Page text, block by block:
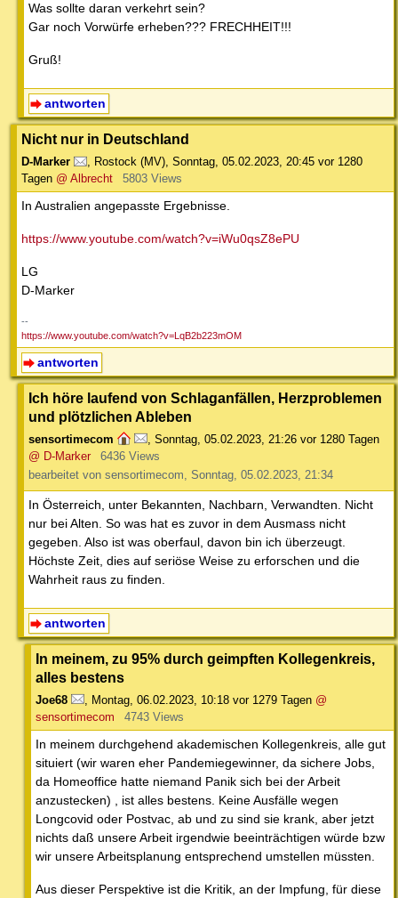
Was sollte daran verkehrt sein?
Gar noch Vorwürfe erheben??? FRECHHEIT!!!
Gruß!
antworten
Nicht nur in Deutschland
D-Marker , Rostock (MV), Sonntag, 05.02.2023, 20:45 vor 1280
Tagen @ Albrecht 5803 Views
In Australien angepasste Ergebnisse.
https://www.youtube.com/watch?v=iWu0qsZ8ePU
LG
D-Marker
--
https://www.youtube.com/watch?v=LqB2b223mOM
antworten
Ich höre laufend von Schlaganfällen, Herzproblemen
und plötzlichen Ableben
sensortimecom Sonntag, 05.02.2023, 21:26 vor 1280 Tagen
@ D-Marker
6436 Views
bearbeitet von sensortimecom, Sonntag, 05.02.2023, 21:34
In Österreich, unter Bekannten, Nachbarn, Verwandten. Nicht
nur bei Alten. So was hat es zuvor in dem Ausmass nicht
gegeben. Also ist was oberfaul, davon bin ich überzeugt.
Höchste Zeit, dies auf seriöse Weise zu erforschen und die
Wahrheit raus zu finden.
antworten
In meinem, zu 95% durch geimpften Kollegenkreis,
alles bestens
Joe68 Montag, 06.02.2023, 10:18 vor 1279 Tagen @
sensortimecom
4743 Views
In meinem durchgehend akademischen Kollegenkreis, alle gut
situiert (wir waren eher Pandemiegewinner, da sichere Jobs,
da Homeoffice hatte niemand Panik sich bei der Arbeit
anzustecken) , ist alles bestens. Keine Ausfälle wegen
Longcovid oder Postvac, ab und zu sind sie krank, aber jetzt
nichts daß unsere Arbeit irgendwie beeinträchtigen würde bzw
wir unsere Arbeitsplanung entsprechend umstellen müssten.
Aus dieser Perspektive ist die Kritik, an der Impfung, für diese